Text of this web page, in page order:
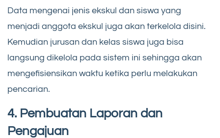
Data mengenai jenis ekskul dan siswa yang
menjadi anggota ekskul juga akan terkelola disini.
Kemudian jurusan dan kelas siswa juga bisa
langsung dikelola pada sistem ini sehingga akan
mengefisiensikan waktu ketika perlu melakukan
pencarian.
4. Pembuatan Laporan dan
Pengajuan